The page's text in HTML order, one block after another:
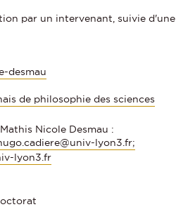
par un intervenant, suivie d'une
desmau
de philosophie des sciences
Nicole Desmau :
lyon3.fr;
lyon3.fr